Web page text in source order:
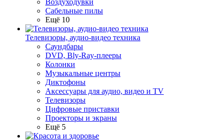
Воздуходувки
Сабельные пилы
Ещё 10
Телевизоры, аудио-видео техника
Саундбары
DVD, Bly-Ray-плееры
Колонки
Музыкальные центры
Диктофоны
Аксессуары для аудио, видео и TV
Телевизоры
Цифровые приставки
Проекторы и экраны
Ещё 5